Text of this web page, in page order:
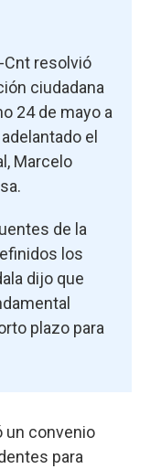
Cnt resolvió
ciudadana
24 de mayo a
el
Marcelo
de la
los
dijo que
plazo para
un convenio
para